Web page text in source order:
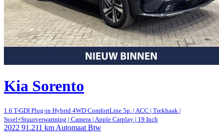
Kia Sorento
1.6 T-GDI Plug-in Hybrid 4WD ComfortLine 5p. | ACC | Trekhaak |
Stoel+Stuurverwarming | Camera | Apple Carplay | 19 Inch
2022 91.211 km Automaat Btw